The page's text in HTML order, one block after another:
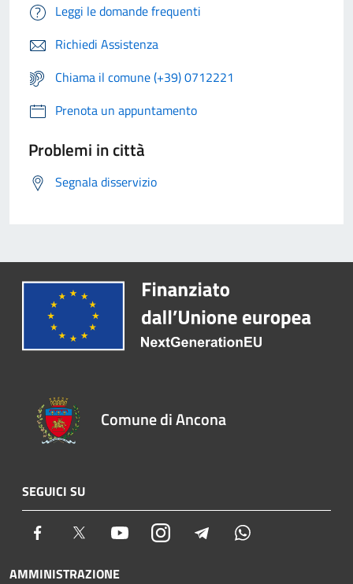
Leggi le domande frequenti
Richiedi Assistenza
Chiama il comune (+39) 0712221
Prenota un appuntamento
Problemi in città
Segnala disservizio
Comune di Ancona
SEGUICI SU
Facebook Twitter YoutubeInstagram Telegram
AMMINISTRAZIONE